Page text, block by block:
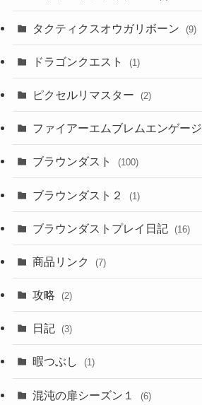
タクティクスオウガリボーン (9)
ドラゴンクエスト (1)
ピクセルリマスター (2)
ファイアーエムブレムエンゲージ
ブラウンダスト (100)
ブラウンダスト２ (1)
ブラウンダストプレイ日記 (16)
商品リンク (7)
攻略 (2)
日記 (3)
暇つぶし (1)
混沌の扉シーズン１ (6)